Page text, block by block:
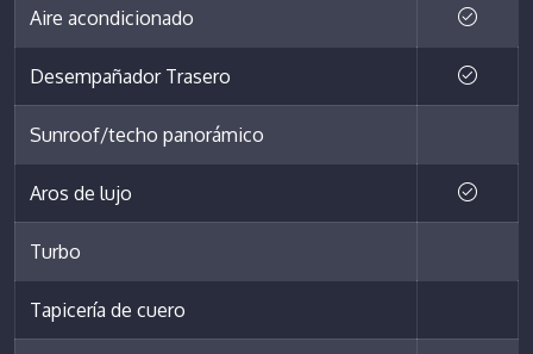
Aire acondicionado
Desempañador Trasero
Sunroof/techo panorámico
Aros de lujo
Turbo
Tapicería de cuero